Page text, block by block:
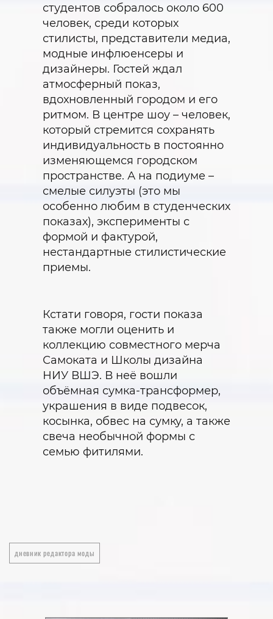
студентов собралось около 600
человек, среди которых
стилисты, представители медиа,
модные инфлюенсеры и
дизайнеры. Гостей ждал
атмосферный показ,
вдохновленный городом и его
ритмом. В центре шоу – человек,
который стремится сохранять
индивидуальность в постоянно
изменяющемся городском
пространстве. А на подиуме –
смелые силуэты (это мы
особенно любим в студенческих
показах), эксперименты с
формой и фактурой,
нестандартные стилистические
приемы.
Кстати говоря, гости показа
также могли оценить и
коллекцию совместного мерча
Самоката и Школы дизайна
НИУ ВШЭ. В неё вошли
объёмная сумка-трансформер,
украшения в виде подвесок,
косынка, обвес на сумку, а также
свеча необычной формы с
семью фитилями.
дневник редактора моды